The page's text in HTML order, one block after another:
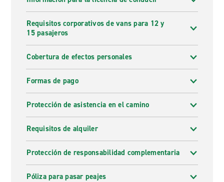
Requisitos corporativos de vans para 12 y
15 pasajeros
Cobertura de efectos personales
Formas de pago
Protección de asistencia en el camino
Requisitos de alquiler
Protección de responsabilidad complementaria
Póliza para pasar peajes